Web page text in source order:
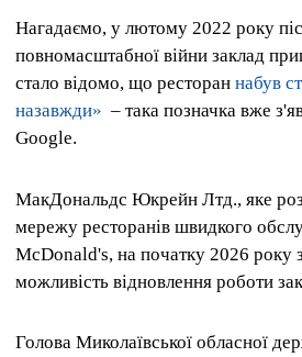
Нагадаємо, у лютому 2022 року
повномасштабної війни заклад
стало відомо, що ресторан набув
назавжди» – така позначка вже
Google.
МакДональдс Юкрейн Лтд., яке
мережу ресторанів швидкого
McDonald's, на початку 2026 року
можливість відновлення роботи
Голова Миколаївської обласної